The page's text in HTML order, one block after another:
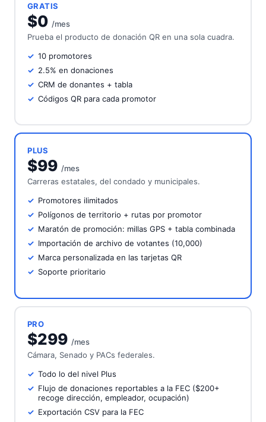
GRATIS
$0 /mes
Prueba el producto de donación QR en una sola cuadra.
10 promotores
2.5% en donaciones
CRM de donantes + tabla
Códigos QR para cada promotor
PLUS
$99 /mes
Carreras estatales, del condado y municipales.
Promotores ilimitados
Polígonos de territorio + rutas por promotor
Maratón de promoción: millas GPS + tabla combinada
Importación de archivo de votantes (10,000)
Marca personalizada en las tarjetas QR
Soporte prioritario
PRO
$299 /mes
Cámara, Senado y PACs federales.
Todo lo del nivel Plus
Flujo de donaciones reportables a la FEC ($200+
recoge dirección, empleador, ocupación)
Exportación CSV para la FEC